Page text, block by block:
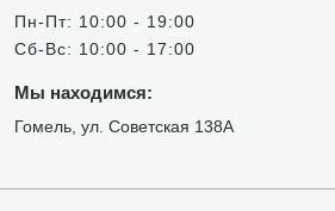
Пн-Пт: 10:00 - 19:00
Сб-Вс: 10:00 - 17:00
Мы находимся:
Гомель, ул. Советская 138А